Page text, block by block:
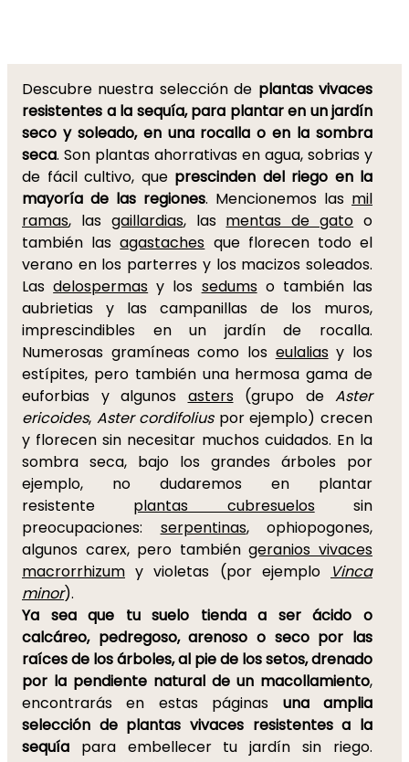
Descubre nuestra selección de plantas vivaces
resistentes a la sequía, para plantar en un jardín
seco y soleado, en una rocalla o en la sombra
seca. Son plantas ahorrativas en agua, sobrias y
de fácil cultivo, que prescinden del riego en la
mayoría de las regiones. Mencionemos las mil
ramas, las gaillardias, las mentas de gato o
también lasagastaches que florecen todo el
verano en los parterres y los macizos soleados.
Lasdelospermas y los sedumso también las
aubrietias y las campanillas de los muros,
imprescindibles en un jardín de rocalla.
Numerosas gramíneas como los eulaliasy los
estípites, pero también una hermosa gama de
euforbias y algunos asters(grupo de Aster
ericoides, Aster cordifoliuspor ejemplo) crecen
y florecen sin necesitar muchos cuidados. En la
sombra seca, bajo los grandes árboles por
ejemplo, no dudaremos en plantar
resistente plantas cubresuelossin
preocupaciones: serpentinas, ophiopogones,
algunos carex, pero tambiéngeranios vivaces
macrorrhizum y violetas (por ejemplo
Vinca
minor).
Ya sea que tu suelo tienda a ser ácido o
calcáreo, pedregoso, arenoso o seco por las
raíces de los árboles, al pie de los setos, drenado
por la pendiente natural de un macollamiento,
encontrarás en estas páginas una amplia
selección de plantas vivaces resistentes a la
sequía para embellecer tu jardín sin riego.